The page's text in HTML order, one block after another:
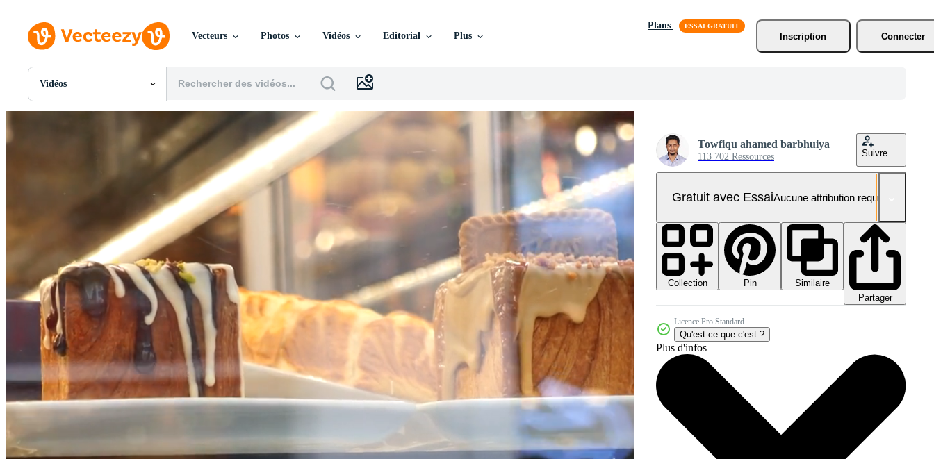
Vecteurs Photos Vidéos Editorial Plus
Plans
Inscription
Connecter
Vidéos
Toutes Images
Images Éditoriales
Événements Éditoriaux
Towfiqu ahamed barbhuiya
113 702 Ressources Suivre
Gratuit avec EssaiAucune attribution requise
Collection Pin
Similaire
Partager
Licence Pro Standard
Qu'est-ce que c'est ?
Plus d'infos